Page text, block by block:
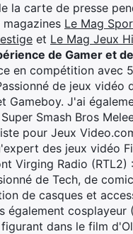
la carte de presse
Le Mag
et Le Mag Jeux
de Gamer et
en compétition avec
de jeux vidéo
Gameboy. J'ai
Smash Bros
pour Jeux
des jeux vidéo
Virging Radio (RTL2) :
de Tech, de
de casques et
également cosplayeur
dans le film